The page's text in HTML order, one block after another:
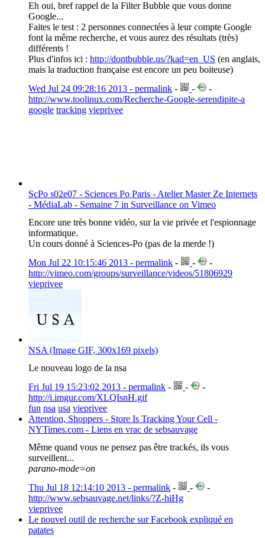
Eh oui, bref rappel de la Filter Bubble que vous donne
Google...
Faites le test : 2 personnes connectées à leur compte Google
font la même recherche, et vous aurez des résultats (très)
différents !
Plus d'infos ici : http://dontbubble.us/?kad=en_US (en anglais,
mais la traduction française est encore un peu boiteuse)
Wed Jul 24 09:28:16 2013 - permalink - -
-
http://www.toolinux.com/Recherche-Google-serendipite-a
google tracking vieprivee
ScPo s02e07 - Sciences Po Paris - Atelier Master Ze Internets
- MédiaLab - Semaine 7 in Surveillance on Vimeo
Encore une très bonne vidéo, sur la vie privée et l'espionnage
informatique.
Un cours donné à Sciences-Po (pas de la merde !)
Mon Jul 22 10:15:46 2013 - permalink - -
-
http://vimeo.com/groups/surveillance/videos/51806929
vieprivee
NSA (Image GIF, 300x169 pixels)
Le nouveau logo de la nsa
Fri Jul 19 15:23:02 2013 - permalink - -
-
http://i.imgur.com/XLQIsnH.gif
fun nsa usa vieprivee
Attention, Shoppers - Store Is Tracking Your Cell -
NYTimes.com - Liens en vrac de sebsauvage
Même quand vous ne pensez pas être trackés, ils vous
surveillent...
parano-mode=on
Thu Jul 18 12:14:10 2013 - permalink - -
-
http://www.sebsauvage.net/links/?Z-hiHg
vieprivee
Le nouvel outil de recherche sur Facebook expliqué en
patates